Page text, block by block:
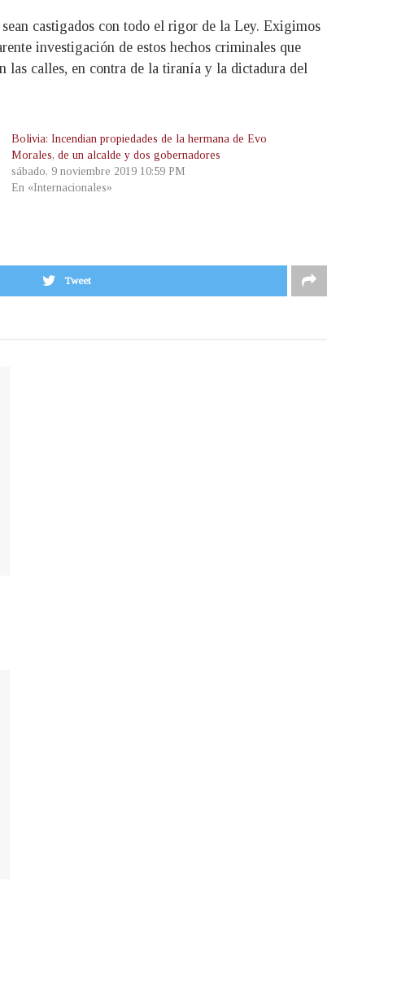
castigados con todo el rigor de la Ley. Exigimos
investigación de estos hechos criminales que
las calles, en contra de la tiranía y la dictadura del
Bolivia: Incendian propiedades de la hermana de Evo
Morales, de un alcalde y dos gobernadores
sábado, 9 noviembre 2019 10:59 PM
En «Internacionales»
Tweet